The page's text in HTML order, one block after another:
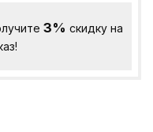
3% скидку на